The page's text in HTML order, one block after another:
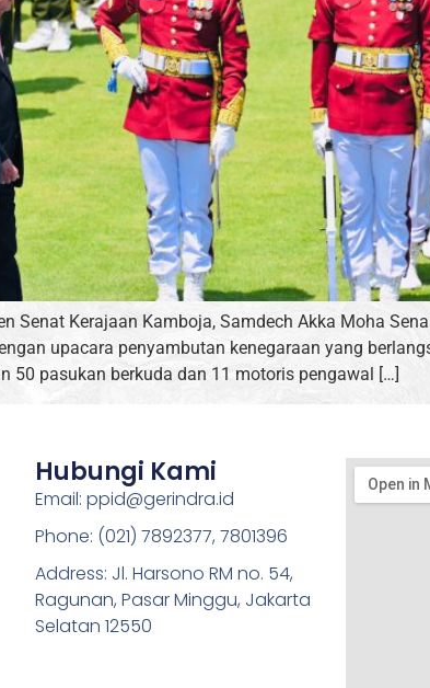
Senat Kerajaan Kamboja, Samdech Akka Moha
upacara penyambutan kenegaraan yang
50 pasukan berkuda dan 11 motoris pengawal […]
Hubungi Kami
Email: ppid@gerindra.id
Phone: (021) 7892377, 7801396
Address: Jl. Harsono RM no. 54,
Ragunan, Pasar Minggu, Jakarta
Selatan 12550